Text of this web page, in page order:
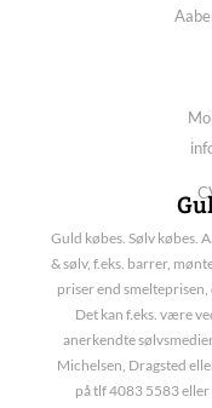
Guld købes. Sølv købes.
& sølv, f.eks. barrer,
priser end
Det kan f.eks. være
anerkendte
Michelsen, Dragsted
på tlf 4083 5583